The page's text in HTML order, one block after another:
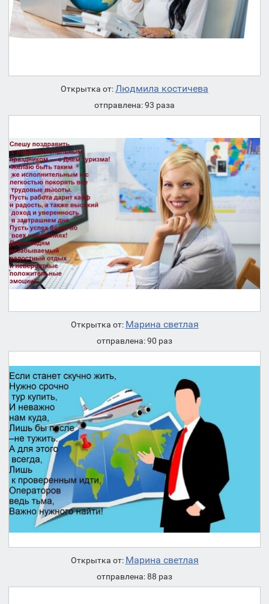
Открытка от:Людмила костичева
отправлена: 93 раза
Открытка от: Марина светлая
отправлена: 90 раз
Открытка от: Марина светлая
отправлена: 88 раз